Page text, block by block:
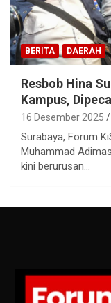
BERITA DAERAH
Resbob Hina
Kampus,
16 Desember 2025
Surabaya, Forum
Muhammad
kini berurusan…